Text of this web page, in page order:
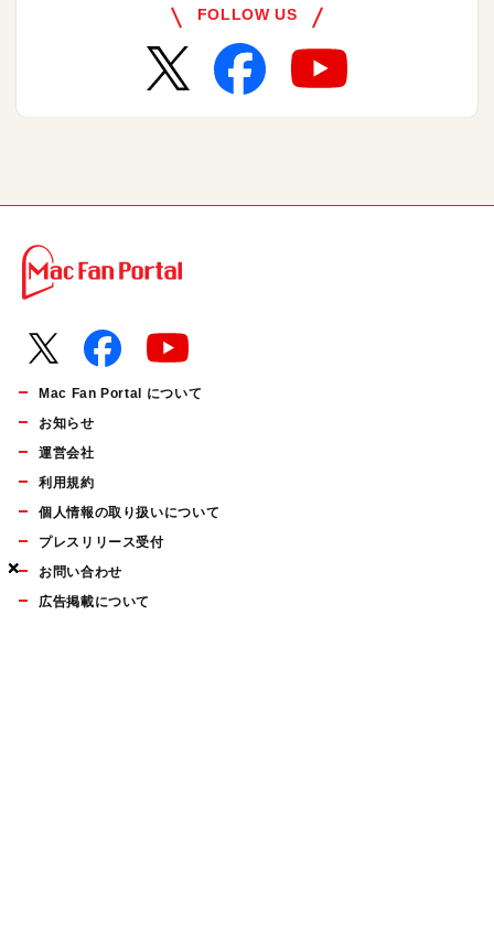
×
×
×
FOLLOW US
Mac Fan Portal について
お知らせ
運営会社
利用規約
個人情報の取り扱いについて
プレスリリース受付
お問い合わせ
広告掲載について